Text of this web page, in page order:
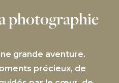
photographie
grande aventure.
précieux, de